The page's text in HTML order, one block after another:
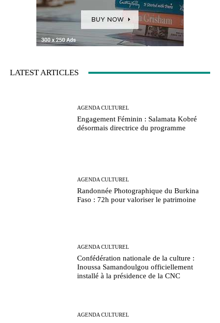
LATEST ARTICLES
AGENDA CULTUREL
Engagement Féminin : Salamata Kobré
désormais directrice du programme
AGENDA CULTUREL
Randonnée Photographique du Burkina
Faso : 72h pour valoriser le patrimoine
AGENDA CULTUREL
Confédération nationale de la culture :
Inoussa Samandoulgou officiellement
installé à la présidence de la CNC
AGENDA CULTUREL